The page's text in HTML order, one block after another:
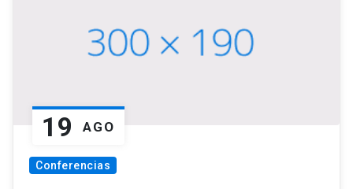
19 AGO
Conferencias